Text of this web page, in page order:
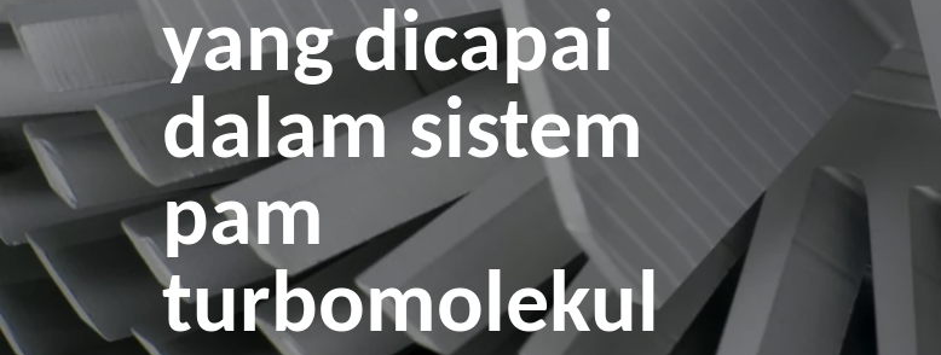
yang dicapai
dalam sistem
pam
turbomolekul